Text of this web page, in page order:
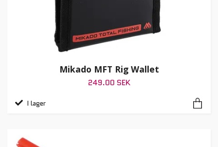
Mikado MFT Rig Wallet
249.00 SEK
I lager